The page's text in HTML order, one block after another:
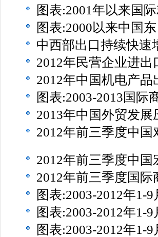
图表:2001年以来国
图表:2000以来中国
中西部出口持续快速
2012年民营企业进
2012年中国机电产
图表:2003-2013国际
2013年中国外贸发
2012年前三季度中
2012年前三季度中国
2012年前三季度国际
图表:2003-2012年1-
图表:2003-2012年1-
图表:2003-2012年1-